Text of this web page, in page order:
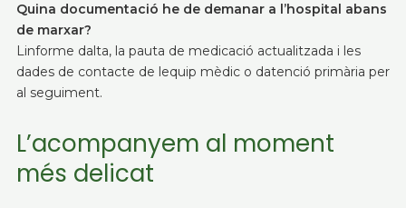
Quina documentació he de demanar a l’hospital abans
de marxar?
Linforme dalta, la pauta de medicació actualitzada i les
dades de contacte de lequip mèdic o datenció primària per
al seguiment.
L’acompanyem al moment
més delicat